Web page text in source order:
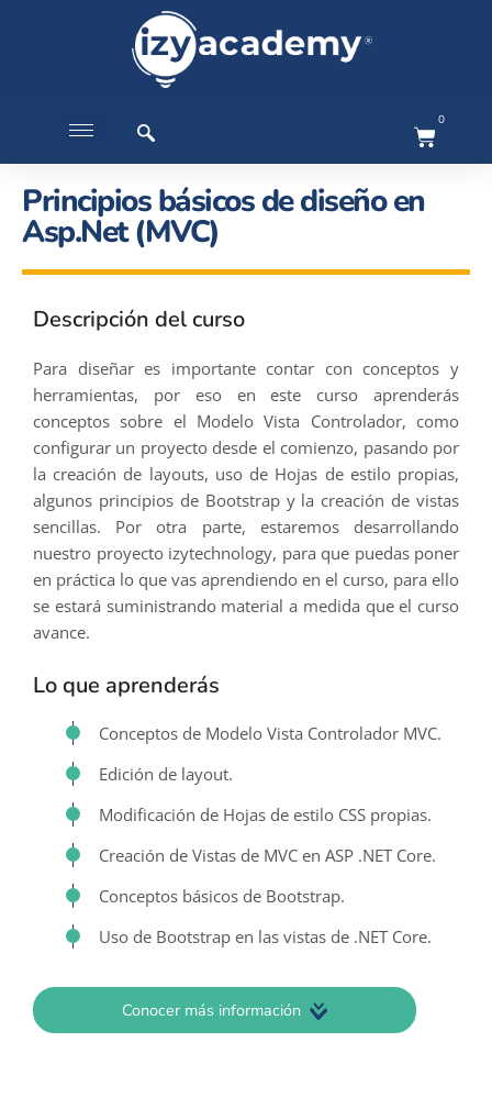
0
Principios básicos de diseño en
Asp.Net (MVC)
Descripción del curso
Para diseñar es importante contar con conceptos y
herramientas, por eso en este curso aprenderás
conceptos sobre el Modelo Vista Controlador, como
configurar un proyecto desde el comienzo, pasando por
la creación de layouts, uso de Hojas de estilo propias,
algunos principios de Bootstrap y la creación de vistas
sencillas. Por otra parte, estaremos desarrollando
nuestro proyecto izytechnology, para que puedas poner
en práctica lo que vas aprendiendo en el curso, para ello
se estará suministrando material a medida que el curso
avance.
Lo que aprenderás
Conceptos de Modelo Vista Controlador MVC.
Edición de layout.
Modificación de Hojas de estilo CSS propias.
Creación de Vistas de MVC en ASP .NET Core.
Conceptos básicos de Bootstrap.
Uso de Bootstrap en las vistas de .NET Core.
Conocer más información